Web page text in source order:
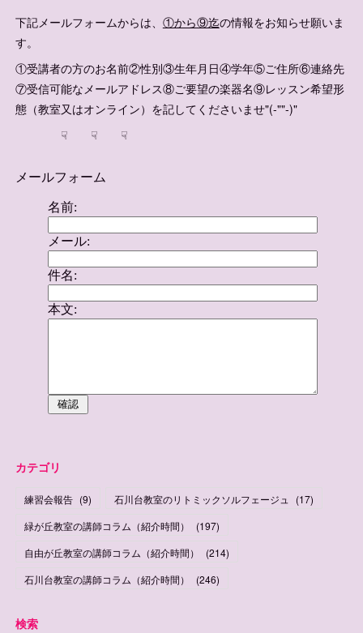
下記メールフォームからは、 ①から⑨迄の情報をお知らせ願いま
す。
①受講者の方のお名前②性別③生年月日④学年⑤ご住所⑥連絡先
⑦受信可能なメールアドレス⑧ご要望の楽器名⑨レッスン希望形
態（教室又はオンライン）を記してくださいませ"(-""-)"
☟ ☟ ☟
カテゴリ
練習会報告 (9) 石川台教室のリトミックソルフェージュ (17)
緑が丘教室の講師コラム（紹介時間）
(197)
自由が丘教室の講師コラム（紹介時間）
(214)
石川台教室の講師コラム（紹介時間）
(246)
検索